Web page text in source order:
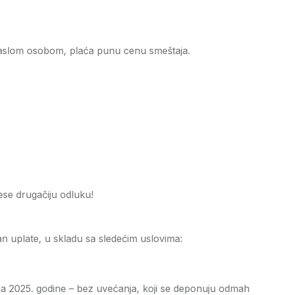
osobom, plaća punu cenu smeštaja.
drugačiju odluku!
uplate, u skladu sa sledećim uslovima:
godine – bez uvećanja, koji se deponuju odmah